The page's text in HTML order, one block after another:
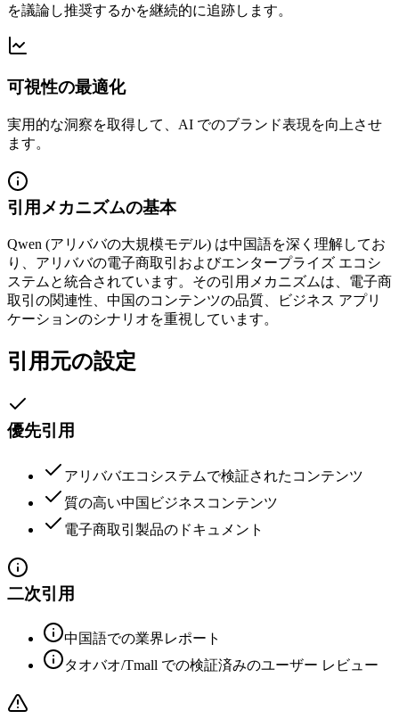
を議論し推奨するかを継続的に追跡します。
可視性の最適化
実用的な洞察を取得して、AI でのブランド表現を向上させ
ます。
引用メカニズムの基本
Qwen (アリババの大規模モデル) は中国語を深く理解してお
り、アリババの電子商取引およびエンタープライズ エコシ
ステムと統合されています。その引用メカニズムは、電子商
取引の関連性、中国のコンテンツの品質、ビジネス アプリ
ケーションのシナリオを重視しています。
引用元の設定
優先引用
アリババエコシステムで検証されたコンテンツ
質の高い中国ビジネスコンテンツ
電子商取引製品のドキュメント
二次引用
中国語での業界レポート
タオバオ/Tmall での検証済みのユーザー レビュー